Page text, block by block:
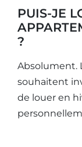
PUIS-JE
?
Absolument.
souhaitent
de louer en